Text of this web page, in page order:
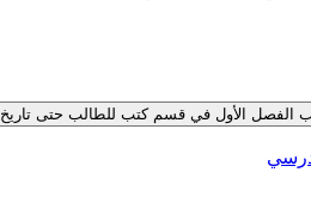
الأول في قسم كتب للطالب حتى تاريخ 07-08-2026